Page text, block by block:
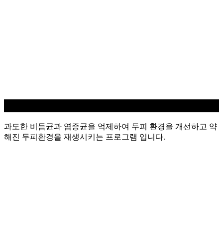
과도한 비듬균과 염증균을 억제하여 두피 환경을 개선하고 약
해진 두피환경을 재생시키는 프로그램 입니다.